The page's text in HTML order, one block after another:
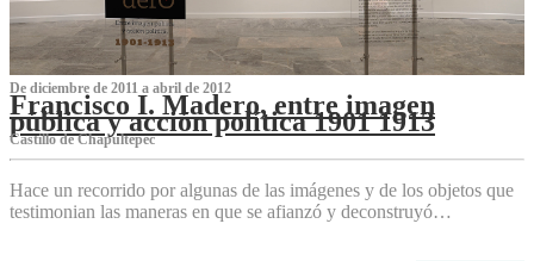
De diciembre de 2011 a abril de 2012
Francisco I. Madero, entre imagen
pública y acción política 1901 1913
Castillo de Chapultepec
Hace un recorrido por algunas de las imágenes y de los objetos que
testimonian las maneras en que se afianzó y deconstruyó…